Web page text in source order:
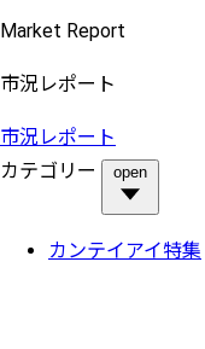
Market Report
市況レポート
市況レポート
カテゴリー
open
カンテイアイ特集